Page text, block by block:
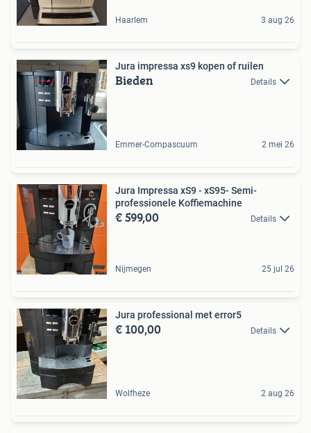
Haarlem 3 aug 26
Jura impressa xs9 kopen of ruilen
Bieden Details
Emmer-Compascuum 2 mei 26
Jura Impressa xS9 - xS95- Semi-
professionele Koffiemachine
€ 599,00 Details
Nijmegen 25 jul 26
Jura professional met error5
€ 100,00 Details
Wolfheze 2 aug 26